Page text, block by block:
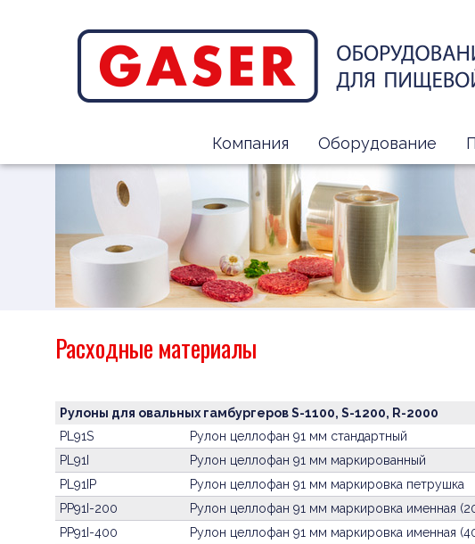
Компания Оборудование
Расходные материалы
Рулоны для овальных гамбургеров S-1100, S-1200, R-2000
PL91S
Рулон целлофан 91 мм стандартный
PL91I
Рулон целлофан 91 мм маркированный
PL91IP
Рулон целлофан 91 мм маркировка петрушка
PP91I-200
Рулон целлофан 91 мм маркировка именная
PP91I-400
Рулон целлофан 91 мм маркировка именная